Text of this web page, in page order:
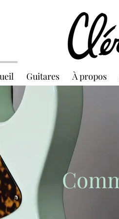
Guitares À propos